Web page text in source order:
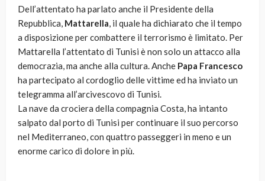
Dell’attentato ha parlato anche il Presidente della
Repubblica, Mattarella, il quale ha dichiarato che il tempo
a disposizione per combattere il terrorismo è limitato. Per
Mattarella l’attentato di Tunisi è non solo un attacco alla
democrazia, ma anche alla cultura. Anche Papa Francesco
ha partecipato al cordoglio delle vittime ed ha inviato un
telegramma all’arcivescovo di Tunisi.
La nave da crociera della compagnia Costa, ha intanto
salpato dal porto di Tunisi per continuare il suo percorso
nel Mediterraneo, con quattro passeggeri in meno e un
enorme carico di dolore in più.